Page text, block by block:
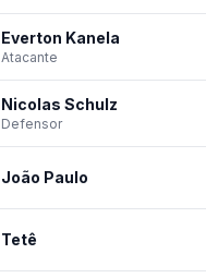
Everton Kanela
Atacante
Nicolas Schulz
Defensor
João Paulo
Tetê